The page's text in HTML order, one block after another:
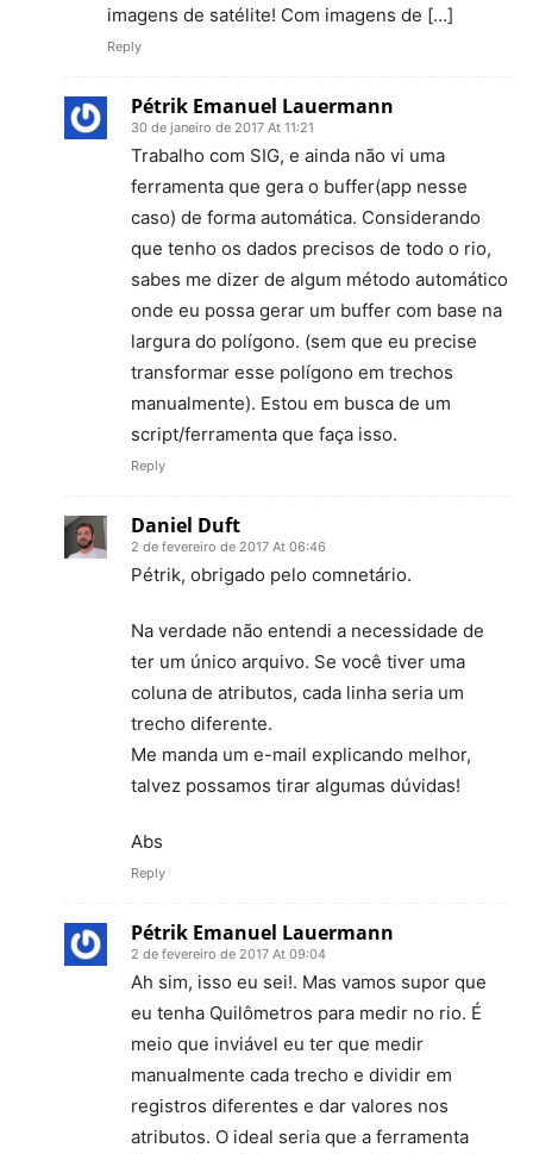
imagens de satélite! Com imagens de […]
Reply
Pétrik Emanuel Lauermann
30 de janeiro de 2017 At 11:21
Trabalho com SIG, e ainda não vi uma
ferramenta que gera o buffer(app nesse
caso) de forma automática. Considerando
que tenho os dados precisos de todo o rio,
sabes me dizer de algum método automático
onde eu possa gerar um buffer com base na
largura do polígono. (sem que eu precise
transformar esse polígono em trechos
manualmente). Estou em busca de um
script/ferramenta que faça isso.
Reply
Daniel Duft
2 de fevereiro de 2017 At 06:46
Pétrik, obrigado pelo comnetário.
Na verdade não entendi a necessidade de
ter um único arquivo. Se você tiver uma
coluna de atributos, cada linha seria um
trecho diferente.
Me manda um e-mail explicando melhor,
talvez possamos tirar algumas dúvidas!
Abs
Reply
Pétrik Emanuel Lauermann
2 de fevereiro de 2017 At 09:04
Ah sim, isso eu sei!. Mas vamos supor que
eu tenha Quilômetros para medir no rio. É
meio que inviável eu ter que medir
manualmente cada trecho e dividir em
registros diferentes e dar valores nos
atributos. O ideal seria que a ferramenta